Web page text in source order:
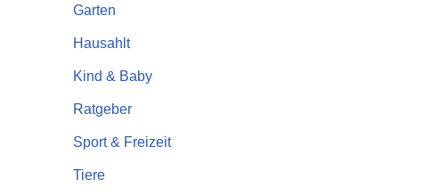
Garten
Hausahlt
Kind & Baby
Ratgeber
Sport & Freizeit
Tiere